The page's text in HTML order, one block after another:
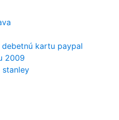
kartu paypal
2009